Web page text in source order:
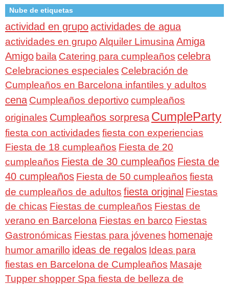
Nube de etiquetas
actividad en grupoactividades de agua
actividades en grupo Alquiler LimusinaAmiga
Amigo baila Catering para cumpleaños celebra
Celebraciones especiales Celebración de
Cumpleaños en Barcelona infantiles y adultos
cena Cumpleaños deportivo cumpleaños
originales Cumpleaños sorpresa CumpleParty
fiesta con actividades fiesta con experiencias
Fiesta de 18 cumpleaños Fiesta de 20
cumpleaños Fiesta de 30 cumpleaños Fiesta de
40 cumpleaños Fiesta de 50 cumpleaños fiesta
de cumpleaños de adultos fiesta original Fiestas
de chicas Fiestas de cumpleaños Fiestas de
verano en Barcelona Fiestas en barco Fiestas
Gastronómicas Fiestas para jóvenes homenaje
humor amarillo ideas de regalos Ideas para
fiestas en Barcelona de Cumpleaños Masaje
Tupper shopper Spa fiesta de belleza de